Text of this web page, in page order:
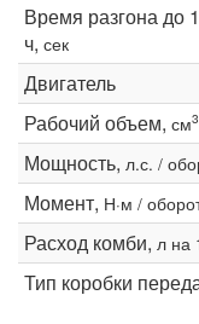
Время разгона до
ч, сек
Двигатель
Рабочий объем, см3
Мощность, л.с. /
Момент, Н·м /
Расход комби, л на
Тип коробки